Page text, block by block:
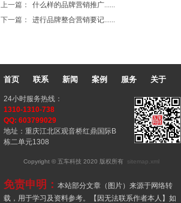
上一篇：
什么样的品牌营销推广......
下一篇：
进行品牌整合营销要记......
Copyright © 五车科技 2020 版权所有 sitemap.xml
24小时服务热线：
1310-1310-738
QQ: 603799029
地址：重庆江北区观音桥红鼎国际B
栋二单元1308
首页 联系 新闻 案例 服务 关于
免责申明： 本站部分文章（图片）来源于网络转
载，用于学习及资料参考。【因无法联系作者本人】如